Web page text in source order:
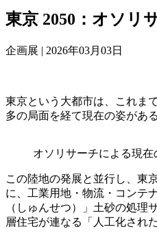
東京 2050：オソリ
企画展 | 2026年03月03日
東京という大都市は、これま
多の局面を経て現在の姿がある
オソリサーチによる現在
この陸地の発展と並行し、東
に、工業用地・物流・コンテ
（しゅんせつ）」土砂の処
層住宅が連なる「人工化され